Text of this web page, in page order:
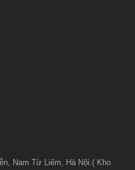
Nam Từ Liêm, Hà Nội.( Kho